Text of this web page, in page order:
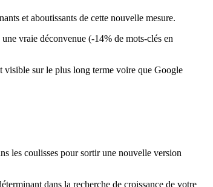
et aboutissants de cette nouvelle mesure.
vraie déconvenue (-14% de mots-clés en
sur le plus long terme voire que Google
les coulisses pour sortir une nouvelle version
dans la recherche de croissance de votre